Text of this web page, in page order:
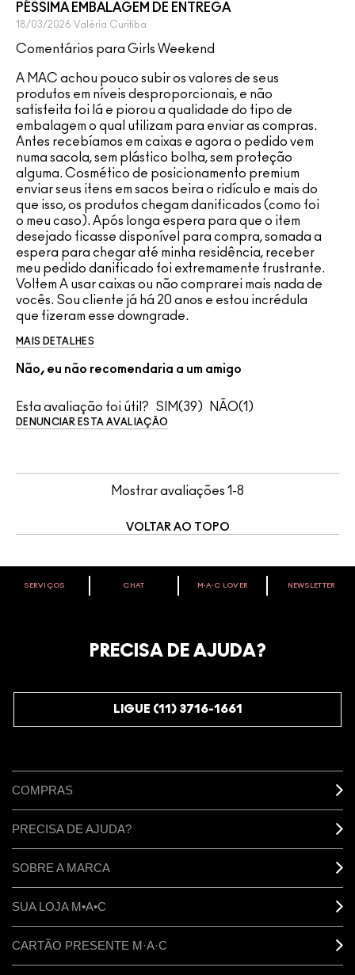
PÉSSIMA EMBALAGEM DE ENTREGA
18/03/2026 Valéria Curitiba
Comentários para Girls Weekend
A MAC achou pouco subir os valores de seus
produtos em níveis desproporcionais, e não
satisfeita foi lá e piorou a qualidade do tipo de
embalagem o qual utilizam para enviar as compras.
Antes recebíamos em caixas e agora o pedido vem
numa sacola, sem plástico bolha, sem proteção
alguma. Cosmético de posicionamento premium
enviar seus itens em sacos beira o ridículo e mais do
que isso, os produtos chegam danificados (como foi
o meu caso). Após longa espera para que o item
desejado ficasse disponível para compra, somada a
espera para chegar até minha residência, receber
meu pedido danificado foi extremamente frustrante.
Voltem A usar caixas ou não comprarei mais nada de
vocês. Sou cliente já há 20 anos e estou incrédula
que fizeram esse downgrade.
MAIS DETALHES
Não, eu não recomendaria a um amigo
Esta avaliação foi útil? 39 1
DENUNCIAR ESTA AVALIAÇÃO
Mostrar avaliações 1-8
VOLTAR AO TOPO
VOCÊ É M·A·C LOVER?
começando com 10% de desconto na sua próxima compra.
SERVIÇOS CHAT M∙A∙C LOVER NEWSLETTER
PRECISA DE AJUDA?
LIGUE (11) 3716-1661
COMPRAS
PRECISA DE AJUDA?
SOBRE A MARCA
SUA LOJA M•A•C
CARTÃO PRESENTE M·A·C